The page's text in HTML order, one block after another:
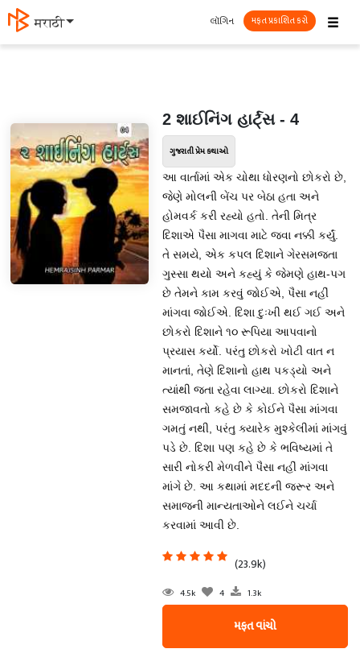
मराठी ☰
લૉગિન મફત પ્રકાશિત કરો
2 શાઈનિંગ હાર્ટ્સ - 4
ગુજરાતી પ્રેમ કથાઓ
આ વાર્તામાં એક ચોથા ધોરણનો છોકરો છે,
જેણે મોલની બેંચ પર બેઠા હતા અને
હોમવર્ક કરી રહ્યો હતો. તેની મિત્ર
દિશાએ પૈસા માગવા માટે જવા નક્કી કર્યું.
તે સમયે, એક કપલ દિશાને ગેરસમજતા
ગુસ્સા થયો અને કહ્યું કે જેમણે હાથ-પગ
છે તેમને કામ કરવું જોઈએ, પૈસા નહીં
માંગવા જોઈએ. દિશા દુઃખી થઈ ગઈ અને
છોકરો દિશાને ૧૦ રૂપિયા આપવાનો
પ્રયાસ કર્યો. પરંતુ છોકરો ખોટી વાત ન
માનતાં, તેણે દિશાનો હાથ પકડ્યો અને
ત્યાંથી જતા રહેવા લાગ્યા. છોકરો દિશાને
સમજાવતો કહે છે કે કોઈને પૈસા માંગવા
ગમતું નથી, પરંતુ ક્યારેક મુશ્કેલીમાં માંગવું
પડે છે. દિશા પણ કહે છે કે ભવિષ્યમાં તે
સારી નોકરી મેળવીને પૈસા નહીં માંગવા
માંગે છે. આ કથામાં મદદની જરૂર અને
સમાજની માન્યતાઓને લઈને ચર્ચા
કરવામાં આવી છે.
(23.9k)
4.5k 4 1.3k
મફત વાંચો